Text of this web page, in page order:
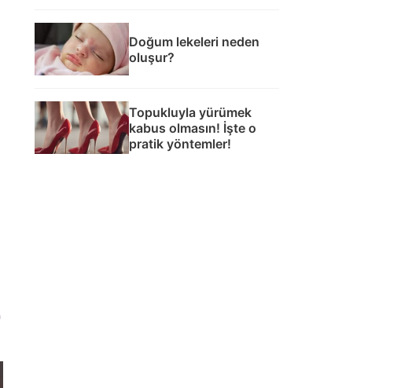
Doğum lekeleri neden
oluşur?
Topukluyla yürümek
kabus olmasın! İşte o
pratik yöntemler!